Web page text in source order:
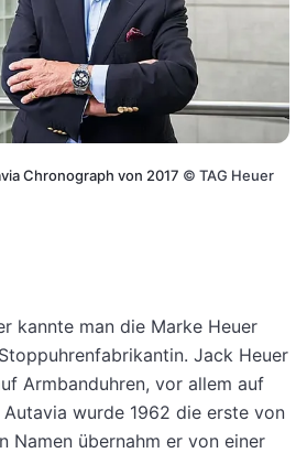
Chronograph von 2017 © TAG Heuer
kannte man die Marke Heuer
Jack Heuer
Armbanduhren, vor allem auf
wurde 1962 die erste von
Namen übernahm er von einer